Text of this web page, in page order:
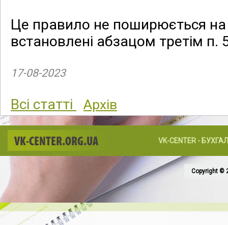
Це правило не поширюється
встановлені абзацом третім п.
17-08-2023
Всі статті Архів
VK-CENTER.ORG.UA VK-CENTER -
Copyright ©